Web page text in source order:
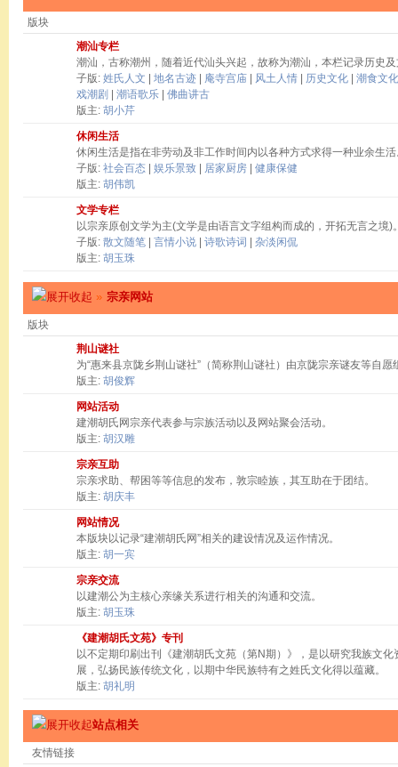
版块
潮汕专栏
潮汕，古称潮州，随着近代汕头兴起，故称为潮汕，本栏记录历史
子版: 姓氏人文 地名古迹 庵寺宫庙 风土人情 历史文化
潮食文化
戏潮剧
潮语歌乐
佛曲讲古
版主: 胡小芹
休闲生活
休闲生活是指在非劳动及非工作时间内以各种方式求得一种业余生
子版: 社会百态 娱乐景致 居家厨房
健康保健
版主: 胡伟凯
文学专栏
以宗亲原创文学为主(文学是由语言文字组构而成的，开拓无言之境)
子版: 散文随笔 言情小说 诗歌诗词
杂淡闲侃
版主: 胡玉珠
» 宗亲网站
版块
荆山谜社
为“惠来县京陇乡荆山谜社”（简称荆山谜社）由京陇宗亲谜友等自
版主: 胡俊辉
网站活动
建潮胡氏网宗亲代表参与宗族活动以及网站聚会活动。
版主: 胡汉雕
宗亲互助
宗亲求助、帮困等等信息的发布，敦宗睦族，其互助在于团结。
版主: 胡庆丰
网站情况
本版块以记录“建潮胡氏网”相关的建设情况及运作情况。
版主: 胡一宾
宗亲交流
以建潮公为主核心亲缘关系进行相关的沟通和交流。
版主: 胡玉珠
《建潮胡氏文苑》专刊
以不定期印刷出刊《建潮胡氏文苑（第N期）》，是以研究我族文
展，弘扬民族传统文化，以期中华民族特有之姓氏文化得以蕴藏。
版主: 胡礼明
站点相关
友情链接